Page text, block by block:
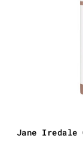
Jane Iredale